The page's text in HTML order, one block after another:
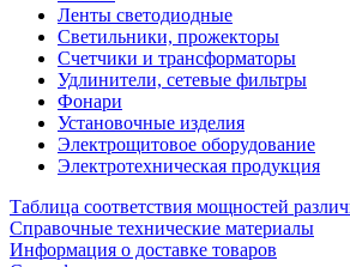
Ленты светодиодные
Светильники, прожекторы
Счетчики и трансформаторы
Удлинители, сетевые фильтры
Фонари
Установочные изделия
Электрощитовое оборудование
Электротехническая продукция
Таблица соответствия мощностей
Справочные технические материалы
Информация о доставке товаров